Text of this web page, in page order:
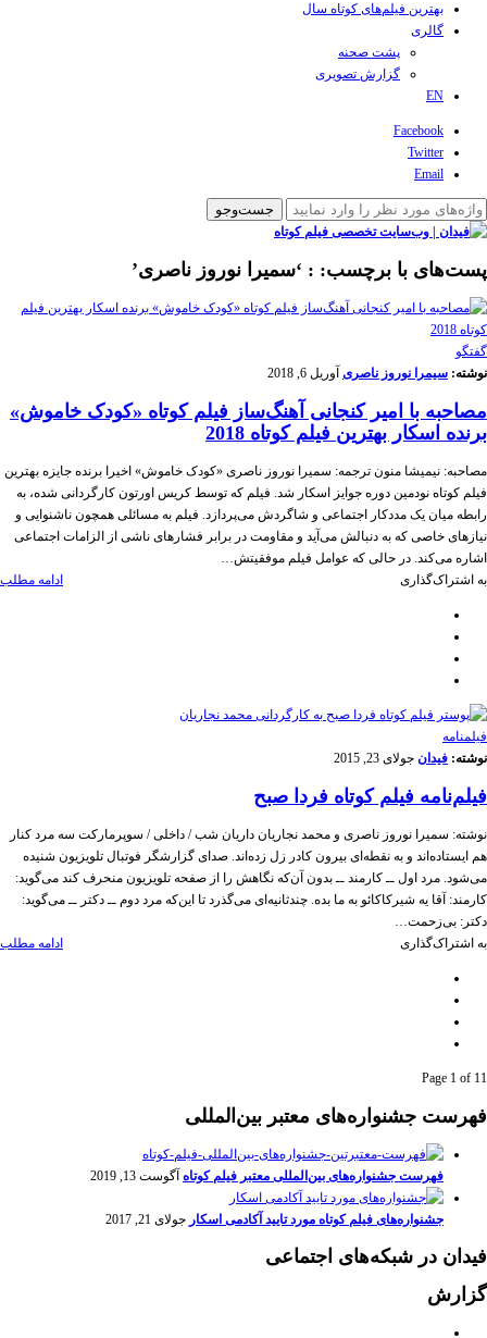
بهترین فیلم‌های کوتاه سال
گالری
پشت صحنه
گزارش تصویری
EN
Facebook
Twitter
Email
پست‌های با برچسب: : ‘سمیرا نوروز ناصری’
گفتگو
نوشته: سیمرا نوروز ناصری آوریل 6, 2018
مصاحبه با امیر کنجانی آهنگ‌ساز فیلم کوتاه «کودک خاموش»
برنده اسکار بهترین فیلم کوتاه 2018
مصاحبه: نیمیشا منون ترجمه: سمیرا نوروز ناصری «کودک خاموش» اخیرا برنده جایزه بهترین
فیلم کوتاه نودمین دوره جوایز اسکار شد. فیلم که توسط کریس اورتون کارگردانی شده، به
رابطه میان یک مددکار اجتماعی و شاگردش می‌پردازد. فیلم به مسائلی همچون ناشنوایی و
نیازهای خاصی که به دنبالش می‌آید و مقاومت در برابر فشارهای ناشی از الزامات اجتماعی
اشاره می‌کند. در حالی که عوامل فیلم موفقیتش…
ادامه مطلب
به اشتراک‌گذاری
فیلمنامه
نوشته: فیدان جولای 23, 2015
فیلم‌نامه فیلم کوتاه فردا صبح
نوشته: سمیرا نوروز ناصری و محمد نجاریان داریان شب / داخلی / سوپرمارکت سه مرد کنار
هم ایستاده‌اند و به نقطه‌ای بیرون کادر زل زده‌اند. صدای گزارشگر فوتبال تلویزیون شنیده
می‌شود. مرد اول ــ کارمند ــ بدون آن‌که نگاهش را از صفحه تلویزیون منحرف کند می‌گوید:
کارمند: آقا یه شیرکاکائو به ما بده. چندثانیه‌ای می‌گذرد تا این‌که مرد دوم ــ دکتر ــ می‌گوید:
دکتر: بی‌زحمت…
ادامه مطلب
به اشتراک‌گذاری
Page 1 of 1 1
فهرست جشنواره‌های معتبر بین‌المللی
فهرست جشنواره‌های بین‌المللی معتبر فیلم کوتاه آگوست 13, 2019
جشنواره‌های فیلم کوتاه مورد تایید آکادمی اسکار جولای 21, 2017
فیدان در شبکه‌های اجتماعی
گزارش